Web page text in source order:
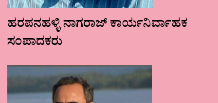
ಹರಪನಹಳ್ಳಿ ನಾಗರಾಜ್ ಕಾರ್ಯನಿರ್ವಾಹಕ
ಸಂಪಾದಕರು